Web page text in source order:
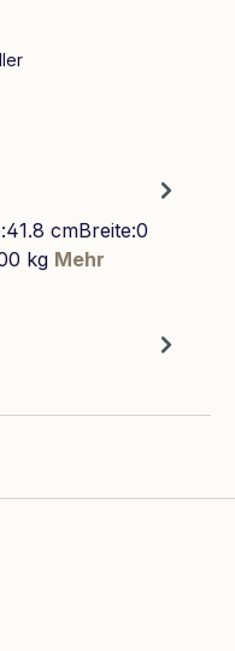
cmBreite:0
kg Mehr